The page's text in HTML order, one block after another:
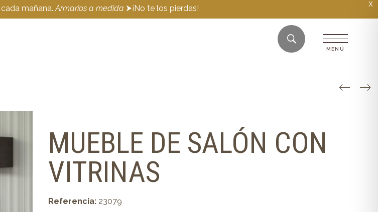
X
mañana. Armarios a medida ⮞¡No te los pierdas!
MUEBLE DE SALÓN CON
VITRINAS
Referencia: 23079